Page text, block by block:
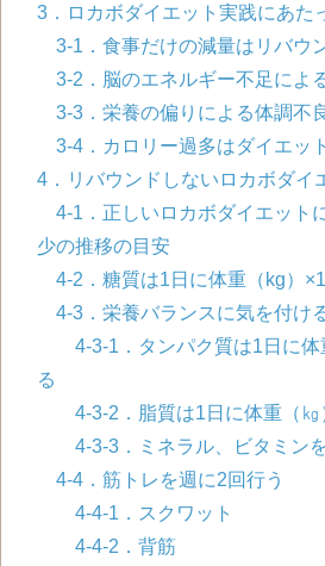
3．ロカボダイエット実践にあた
3-1．食事だけの減量はリバウ
3-2．脳のエネルギー不足によ
3-3．栄養の偏りによる体調不
3-4．カロリー過多はダイエッ
4．リバウンドしないロカボダイ
4-1．正しいロカボダイエット
少の推移の目安
4-2．糖質は1日に体重（kg）
4-3．栄養バランスに気を付け
4-3-1．タンパク質は1日に
る
4-3-2．脂質は1日に体重（
4-3-3．ミネラル、ビタミン
4-4．筋トレを週に2回行う
4-4-1．スクワット
4-4-2．背筋